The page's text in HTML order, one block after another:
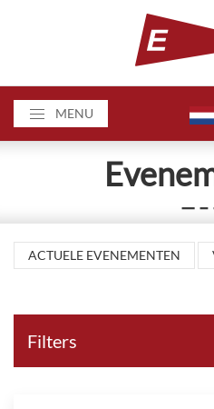
MENU
— –
ACTUELE EVENEMENTEN
Filters